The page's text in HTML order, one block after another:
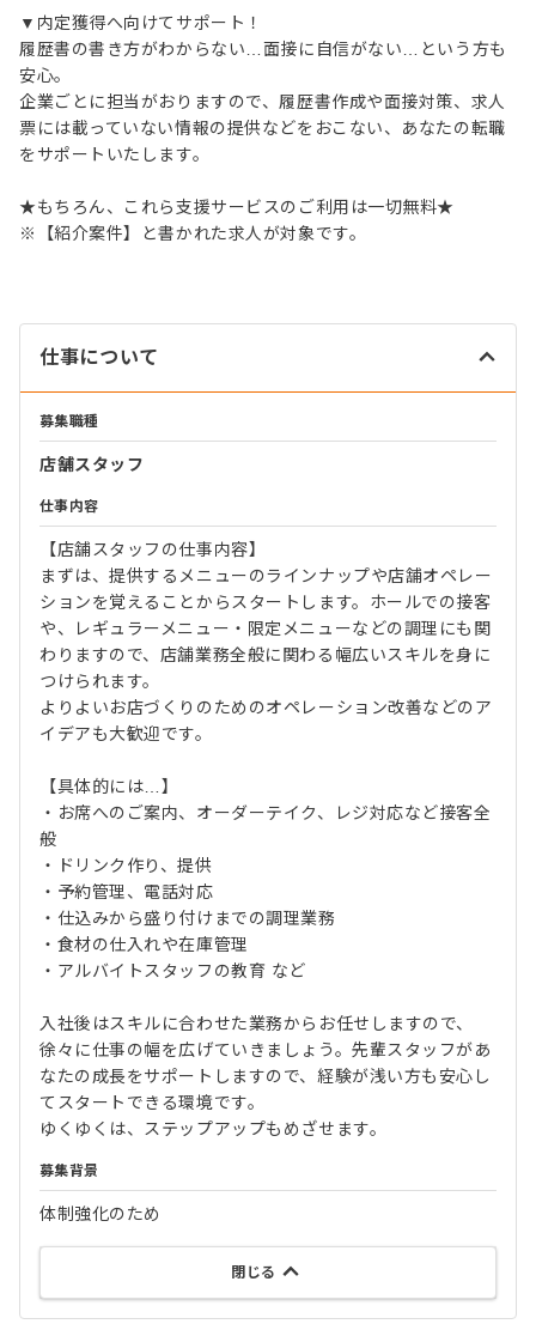
▼内定獲得へ向けてサポート！
履歴書の書き方がわからない…面接に自信がない…という方も
安心。
企業ごとに担当がおりますので、履歴書作成や面接対策、求人
票には載っていない情報の提供などをおこない、あなたの転職
をサポートいたします。
★もちろん、これら支援サービスのご利用は一切無料★
※【紹介案件】と書かれた求人が対象です。
仕事について
募集職種
店舗スタッフ
仕事内容
【店舗スタッフの仕事内容】
まずは、提供するメニューのラインナップや店舗オペレー
ションを覚えることからスタートします。ホールでの接客
や、レギュラーメニュー・限定メニューなどの調理にも関
わりますので、店舗業務全般に関わる幅広いスキルを身に
つけられます。
よりよいお店づくりのためのオペレーション改善などのア
イデアも大歓迎です。
【具体的には…】
・お席へのご案内、オーダーテイク、レジ対応など接客全
般
・ドリンク作り、提供
・予約管理、電話対応
・仕込みから盛り付けまでの調理業務
・食材の仕入れや在庫管理
・アルバイトスタッフの教育 など
入社後はスキルに合わせた業務からお任せしますので、
徐々に仕事の幅を広げていきましょう。先輩スタッフがあ
なたの成長をサポートしますので、経験が浅い方も安心し
てスタートできる環境です。
ゆくゆくは、ステップアップもめざせます。
募集背景
体制強化のため
閉じる